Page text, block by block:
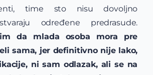
time sto nisu dovoljno
određene predrasude.
da mlada osoba mora pre
sama, jer definitivno nije lako,
ni sam odlazak, ali se na